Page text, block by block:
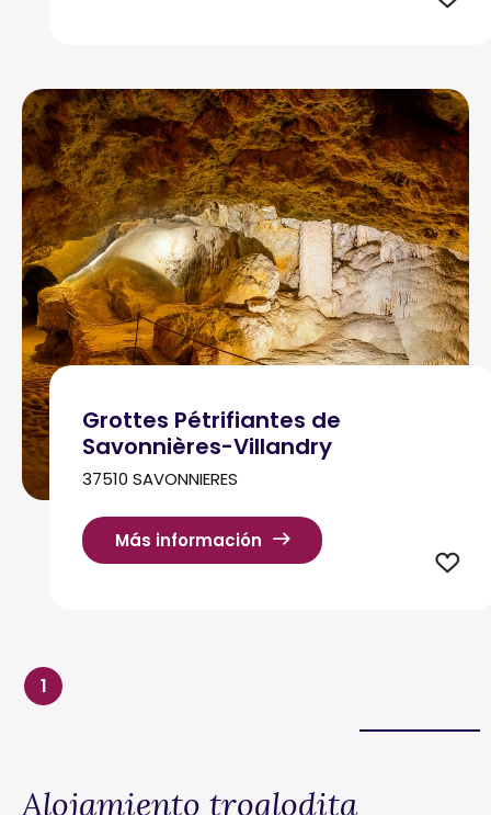
Grottes Pétrifiantes de
Savonnières-Villandry
37510 SAVONNIERES
Más información
1
Alojamiento troglodita